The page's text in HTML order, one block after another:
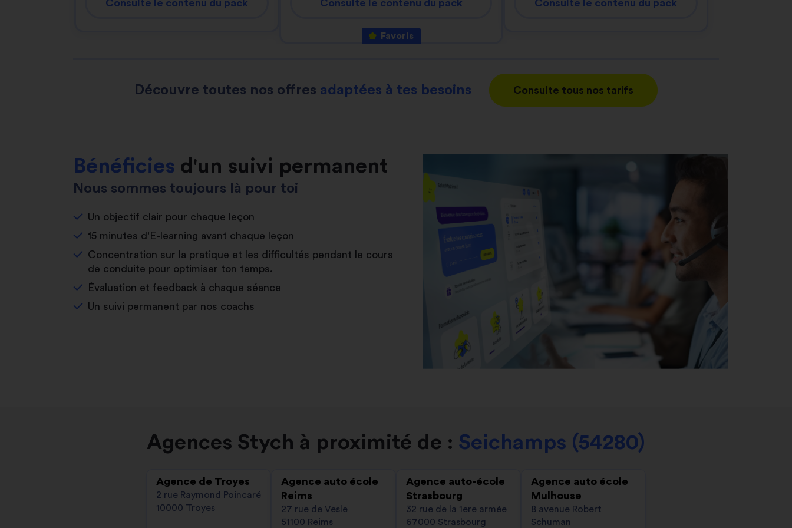
Consulte le contenu du pack Consulte le contenu du pack
Favoris
Consulte le contenu du pack
Découvre toutes nos offres adaptées à tes besoins Consulte tous nos tarifs
Bénéficies d'un suivi permanent
Nous sommes toujours là pour toi
Un objectif clair pour chaque leçon
15 minutes d'E-learning avant chaque leçon
Concentration sur la pratique et les difficultés pendant le cours
de conduite pour optimiser ton temps.
Évaluation et feedback à chaque séance
Un suivi permanent par nos coachs
Agences Stych à proximité de : Seichamps (54280)
Agence de Troyes
2 rue Raymond Poincaré
10000 Troyes
Agence auto école
Reims
27 rue de Vesle
51100 Reims
Agence auto-école
Strasbourg
32 rue de la 1ere armée
67000 Strasbourg
Agence auto école
Mulhouse
8 avenue Robert
Schuman